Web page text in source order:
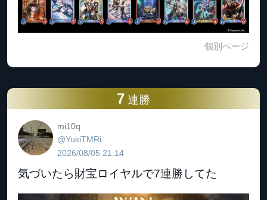
個別ページ
7 連勝
mi10q
@YukiTMRi
2026/08/05 21:14
気づいたら財宝ロイヤルで7連勝してた